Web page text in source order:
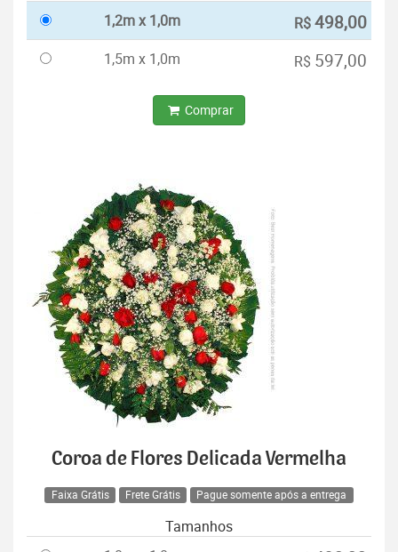
1,2m x 1,0m R$498,00
1,5m x 1,0m R$ 597,00
Comprar
Coroa de Flores Delicada Vermelha
Faixa Grátis Frete Grátis Pague somente após a entrega
Tamanhos